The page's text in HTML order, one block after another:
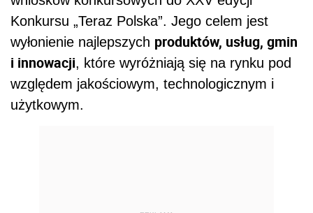
Konkursu „Teraz Polska”. Jego celem jest
wyłonienie najlepszych produktów, usług, gmin
i innowacji, które wyróżniają się na rynku pod
względem jakościowym, technologicznym i
użytkowym.